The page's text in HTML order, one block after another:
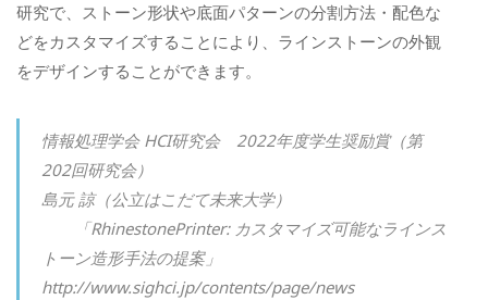
研究で、ストーン形状や底面パターンの分割方法・配色な
どをカスタマイズすることにより、ラインストーンの外観
をデザインすることができます。
情報処理学会 HCI研究会 2022年度学生奨励賞（第
202回研究会）
島元 諒（公立はこだて未来大学）
「RhinestonePrinter: カスタマイズ可能なラインス
トーン造形手法の提案」
http://www.sighci.jp/contents/page/news